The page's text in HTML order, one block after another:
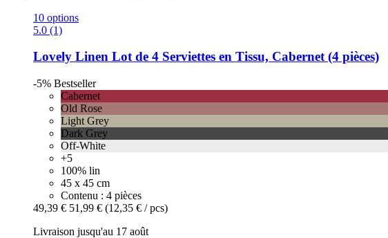
10 options
5.0 (1)
Lovely Linen Lot de 4 Serviettes en Tissu, Cabernet (4 pièces)
-5% Bestseller
Cabernet
Old Rose
Light Grey
Dark Grey
Off-White
+5
100% lin
45 x 45 cm
Contenu : 4 pièces
49,39 € 51,99 € (12,35 € / pcs)
Livraison jusqu'au 17 août